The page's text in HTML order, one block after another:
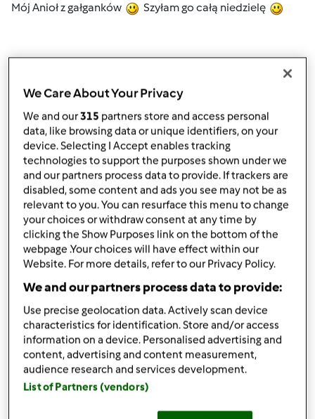
Mój Anioł z gałganków Szyłam go całą niedzielę
Zalogujlub zarejestruj się aby dodawać
komentarze
ElaK (niezweryfikowany)
wt., 12/11/2012 - 23:31
I kartki dla znajomych, rodziny i przyjaciół:
Góra strony
We Care About Your Privacy
We and our315 partners store and access personal
data, like browsing data or unique identifiers, on your
device. Selecting I Accept enables tracking
technologies to support the purposes shown under we
and our partners process data to provide. If trackers are
disabled, some content and ads you see may not be as
relevant to you. You can resurface this menu to change
your choices or withdraw consent at any time by
clicking the Show Purposes link on the bottom of the
webpage .Your choices will have effect within our
Website. For more details, refer to our Privacy Policy.
We and our partners process data to provide:
Use precise geolocation data. Actively scan device
characteristics for identification. Store and/or access
information on a device. Personalised advertising and
content, advertising and content measurement,
audience research and services development.
List of Partners (vendors)